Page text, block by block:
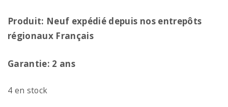
Produit: Neuf expédié depuis nos entrepôts
régionaux Français
Garantie: 2 ans
4 en stock